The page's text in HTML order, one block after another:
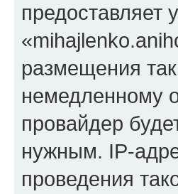
предоставляет
размещения
немедленному
провайдер
нужным. IP-
проведения